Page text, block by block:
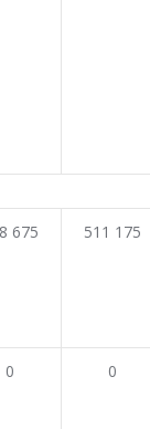
675 511 175
0 0